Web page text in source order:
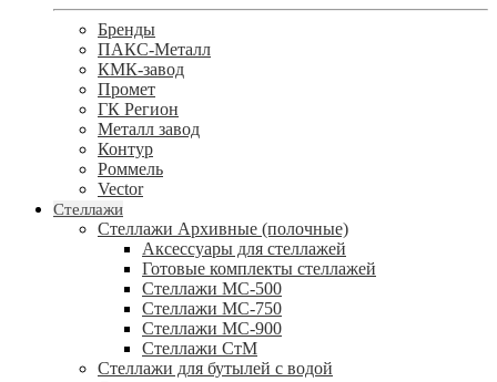
Бренды
ПАКС-Металл
КМК-завод
Промет
ГК Регион
Металл завод
Контур
Роммель
Vector
Стеллажи
Стеллажи Архивные (полочные)
Аксессуары для стеллажей
Готовые комплекты стеллажей
Стеллажи МС-500
Стеллажи МС-750
Стеллажи МС-900
Стеллажи СтМ
Стеллажи для бутылей с водой